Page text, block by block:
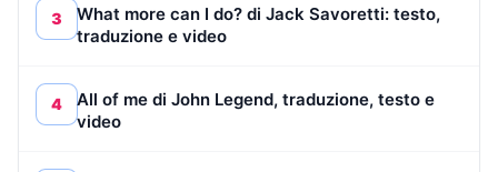
3
What more can I do? di Jack Savoretti: testo,
traduzione e video
4
All of me di John Legend, traduzione, testo e
video